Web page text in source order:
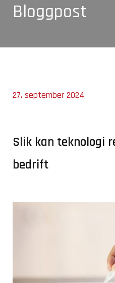
Bloggpost
27. september 2024
Slik kan teknologi
bedrift